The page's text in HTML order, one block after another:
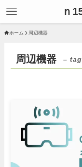
ｎ
ホーム 周辺機器
周辺機器 –